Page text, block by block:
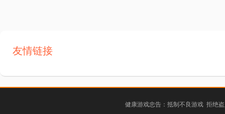
友情链接
健康游戏忠告：抵制不良游戏 拒绝